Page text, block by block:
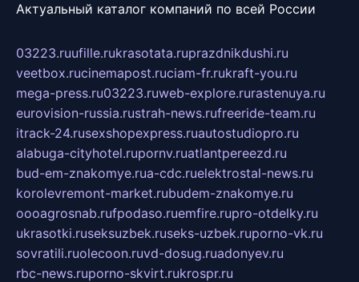
Актуальный каталог компаний по всей России
03223.ruufille.rukrasotata.ruprazdnikdushi.ru
veetbox.rucinemapost.ruciam-fr.rukraft-you.ru
mega-press.ru03223.ruweb-explore.rurastenuya.ru
eurovision-russia.rustrah-news.rufreeride-team.ru
itrack-24.rusexshopexpress.ruautostudiopro.ru
alabuga-cityhotel.rupornv.ruatlantpereezd.ru
bud-em-znakomye.rua-cdc.ruelektrostal-news.ru
korolevremont-market.rubudem-znakomye.ru
oooagrosnab.rufpodaso.ruemfire.rupro-otdelky.ru
ukrasotki.ruseksuzbek.ruseks-uzbek.ruporno-vk.ru
sovratili.ruolecoon.ruvd-dosug.ruadonyev.ru
rbc-news.ruporno-skvirt.rukrospr.ru